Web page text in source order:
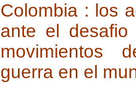
Colombia : los
ante el
movimientos
guerra en el